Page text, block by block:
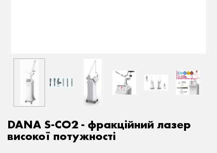
DANA S-CO2 - фракційний лазер
високої потужності